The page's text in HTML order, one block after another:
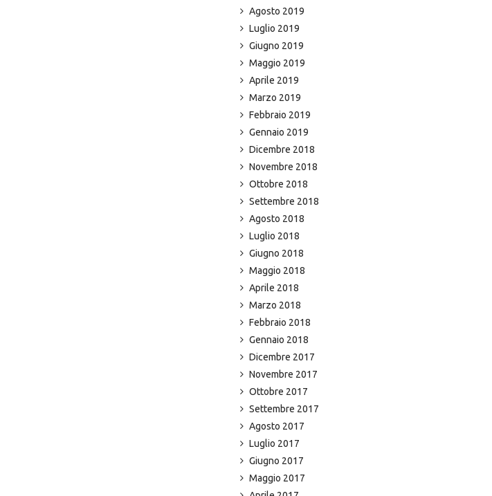
Agosto 2019
Luglio 2019
Giugno 2019
Maggio 2019
Aprile 2019
Marzo 2019
Febbraio 2019
Gennaio 2019
Dicembre 2018
Novembre 2018
Ottobre 2018
Settembre 2018
Agosto 2018
Luglio 2018
Giugno 2018
Maggio 2018
Aprile 2018
Marzo 2018
Febbraio 2018
Gennaio 2018
Dicembre 2017
Novembre 2017
Ottobre 2017
Settembre 2017
Agosto 2017
Luglio 2017
Giugno 2017
Maggio 2017